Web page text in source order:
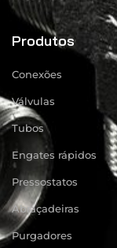
Produtos
Conexões
Válvulas
Tubos
Engates rápidos
Pressostatos
Abraçadeiras
Purgadores